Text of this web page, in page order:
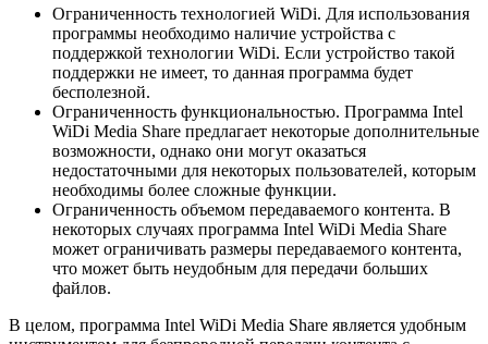
Ограниченность технологией WiDi. Для использования
программы необходимо наличие устройства с
поддержкой технологии WiDi. Если устройство такой
поддержки не имеет, то данная программа будет
бесполезной.
Ограниченность функциональностью. Программа Intel
WiDi Media Share предлагает некоторые дополнительные
возможности, однако они могут оказаться
недостаточными для некоторых пользователей, которым
необходимы более сложные функции.
Ограниченность объемом передаваемого контента. В
некоторых случаях программа Intel WiDi Media Share
может ограничивать размеры передаваемого контента,
что может быть неудобным для передачи больших
файлов.
В целом, программа Intel WiDi Media Share является удобным